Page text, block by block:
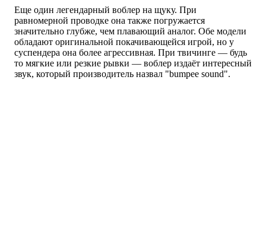
Еще один легендарный воблер на щуку. При
равномерной проводке она также погружается
значительно глубже, чем плавающий аналог. Обе модели
обладают оригинальной покачивающейся игрой, но у
суспендера она более агрессивная. При твичинге — будь
то мягкие или резкие рывки — воблер издаёт интересный
звук, который производитель назвал "bumpee sound".